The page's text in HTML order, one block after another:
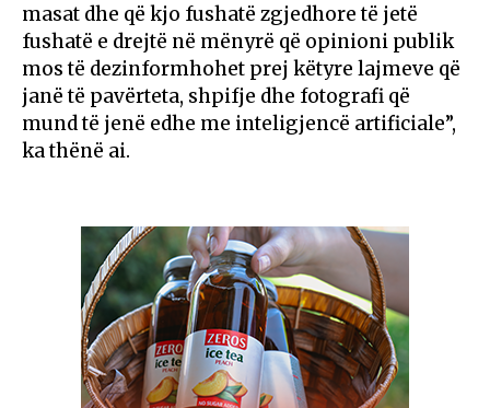
masat dhe që kjo fushatë zgjedhore të jetë
fushatë e drejtë në mënyrë që opinioni publik
mos të dezinformhohet prej këtyre lajmeve që
janë të pavërteta, shpifje dhe fotografi që
mund të jenë edhe me inteligjencë artificiale”,
ka thënë ai.